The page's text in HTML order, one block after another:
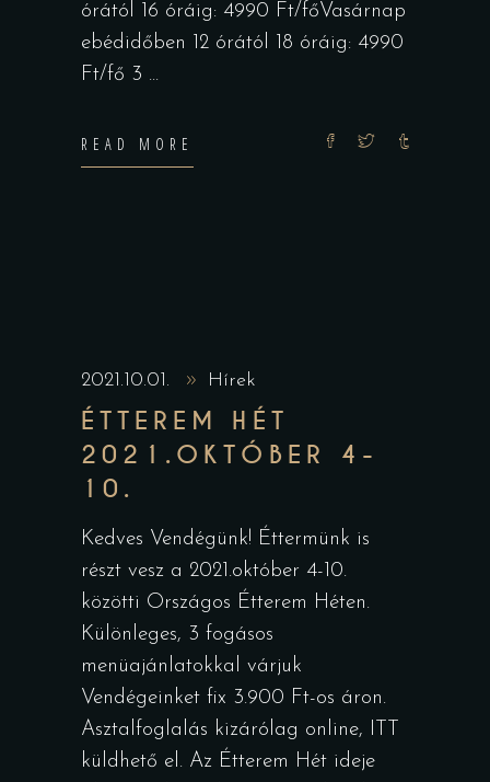
órától 16 óráig: 4990 Ft/főVasárnap
ebédidőben 12 órától 18 óráig: 4990
Ft/fő 3
READ MORE
2021.10.01. Hírek
ÉTTEREM HÉT
2021.OKTÓBER 4-
10.
Kedves Vendégünk! Éttermünk is
részt vesz a 2021.október 4-10.
közötti Országos Étterem Héten.
Különleges, 3 fogásos
menüajánlatokkal várjuk
Vendégeinket fix 3.900 Ft-os áron.
Asztalfoglalás kizárólag online, ITT
küldhető el. Az Étterem Hét ideje